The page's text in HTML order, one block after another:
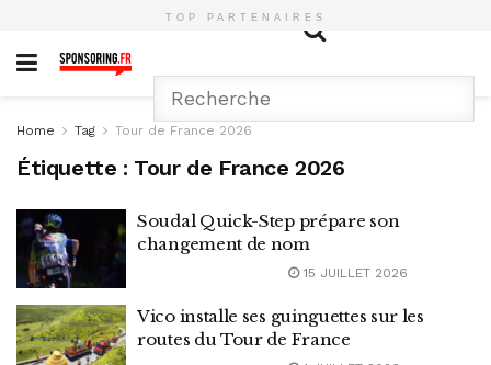
TOP PARTENAIRES
Home Tag Tour de France 2026
Étiquette : Tour de France 2026
Soudal Quick-Step prépare son
changement de nom
15 JUILLET 2026
Vico installe ses guinguettes sur les
routes du Tour de France